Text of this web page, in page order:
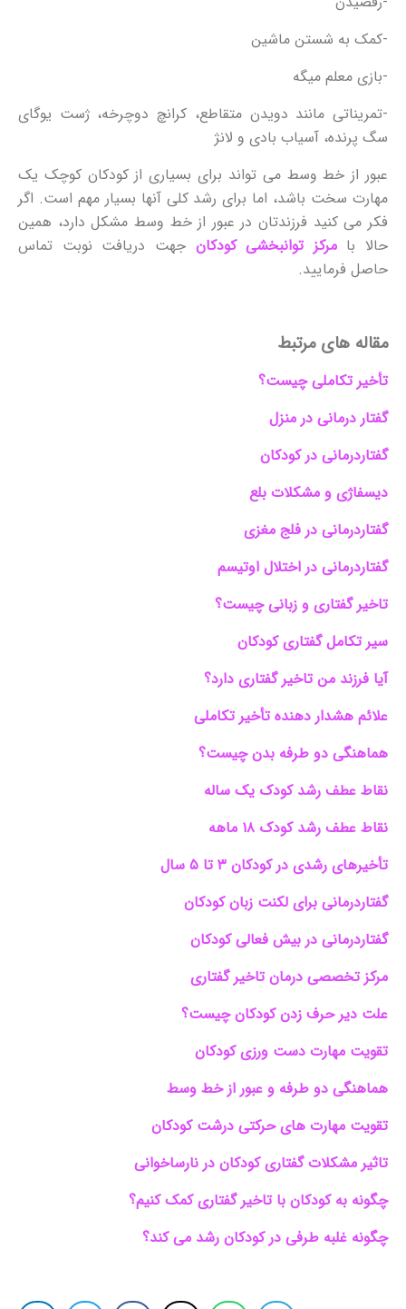
-کمک به شستن ماشین
-بازی معلم میگه
-تمریناتی مانند دویدن متقاطع، کرانچ دوچرخه، ژست یوگای
سگ پرنده، آسیاب بادی و لانژ
عبور از خط وسط می تواند برای بسیاری از کودکان کوچک یک
مهارت سخت باشد، اما برای رشد کلی آنها بسیار مهم است. اگر
فکر می کنید فرزندتان در عبور از خط وسط مشکل دارد، همین
حالا بامرکز توانبخشی کودکان جهت دریافت نوبت تماس
حاصل فرمایید.
مقاله های مرتبط
تأخیر تکاملی چیست؟
گفتار درمانی در منزل
گفتاردرمانی در کودکان
دیسفاژی و مشکلات بلع
گفتاردرمانی در فلج مغزی
گفتاردرمانی در اختلال اوتیسم
تاخیر گفتاری و زبانی چیست؟
سیر تکامل گفتاری کودکان
آیا فرزند من تاخیر گفتاری دارد؟
علائم هشدار دهنده تأخیر تکاملی
هماهنگی دو طرفه بدن چیست؟
نقاط عطف رشد کودک یک ساله
نقاط عطف رشد کودک ۱۸ ماهه
تأخیرهای رشدی در کودکان ۳ تا ۵ سال
گفتاردرمانی برای لکنت زبان کودکان
گفتاردرمانی در بیش فعالی کودکان
مرکز تخصصی درمان تاخیر گفتاری
علت دیر حرف زدن کودکان چیست؟
تقویت مهارت دست ورزی کودکان
هماهنگی دو طرفه و عبور از خط وسط
تقویت مهارت های حرکتی درشت کودکان
تاثیر مشکلات گفتاری کودکان در نارساخوانی
چگونه به کودکان با تاخیر گفتاری کمک کنیم؟
چگونه غلبه طرفی در کودکان رشد می کند؟